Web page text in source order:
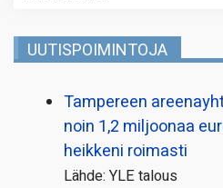
UUTISPOIMINTOJA
Tampereen
noin 1,2 miljoonaa
heikkeni roimasti
Lähde: YLE talous